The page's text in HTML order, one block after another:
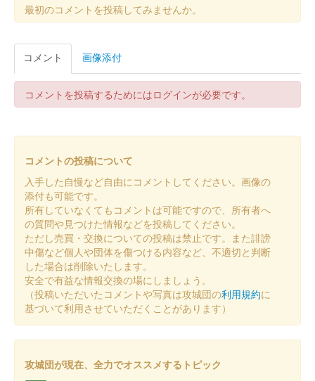
箕輪城 登城記念証 越前若狭お城フェス2024版 小
説秋扇記念
30枚限定
箕輪城 登城記念証
販売終了
15枚限定
箕輪城 登城記念証
代城主家紋
販売終了
最初のコメントを投稿してみませんか。
コメント 画像添付
コメントを投稿するためにはログインが必要です。
コメントの投稿について
入手した自慢など自由にコメントしてください。画像の
添付も可能です。
所有していなくてもコメントは可能ですので、所有者へ
の質問や見つけた情報などを投稿してください。
ただし売買・交換についての投稿は禁止です。また誹謗
中傷など個人や団体を傷つける内容など、不適切と判断
した場合は削除いたします。
安全で有益な情報交換の場にしましょう。
（投稿いただいたコメントや写真は攻城団の利用規約に
基づいて利用させていただくことがあります）
攻城団が現在、全力でオススメするトピック